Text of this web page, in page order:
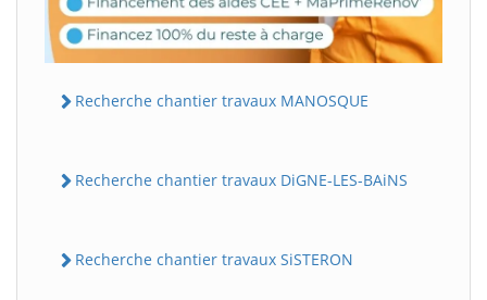
Recherche chantier travaux MANOSQUE
Recherche chantier travaux DiGNE-LES-BAiNS
Recherche chantier travaux SiSTERON